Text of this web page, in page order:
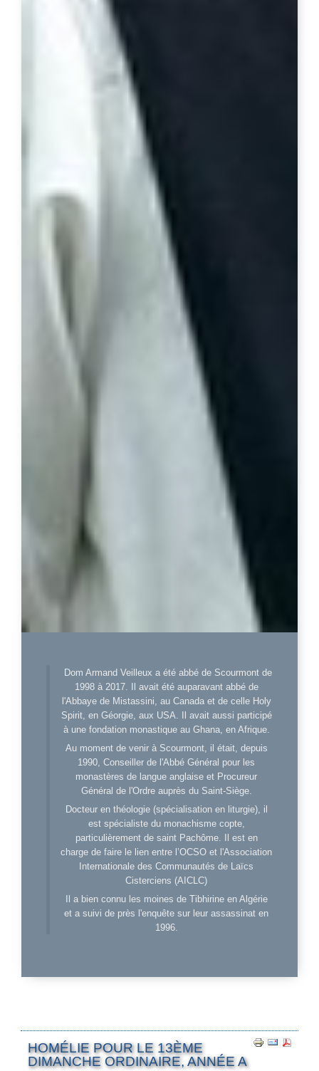
Dom Armand Veilleux a été abbé de Scourmont de
1998 à 2017. Il avait été auparavant abbé de
l'Abbaye de Mistassini, au Canada et de celle Holy
Spirit, en Géorgie, aux USA. Il avait aussi participé
à une fondation monastique au Ghana, en Afrique.
Au moment de venir à Scourmont, il était, depuis
1990, Conseiller de l'Abbé Général pour les
monastères de langue anglaise et Procureur
Général de l'Ordre auprès du Saint-Siège.
Docteur en théologie (spécialisation en liturgie), il
est spécialiste du monachisme copte,
particulièrement de saint Pachôme. Il est en
charge de faire le lien entre l’OCSO et l'Association
Internationale des Communautés de Laïcs
Cisterciens (AICLC)
Il a bien connu les moines de Tibhirine en Algérie
et a suivi de près l'enquête sur leur assassinat en
1996.
HOMÉLIE POUR LE 13ÈME
DIMANCHE ORDINAIRE, ANNÉE A